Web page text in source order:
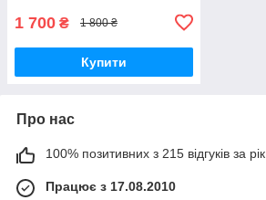
1 700 ₴ 1 800 ₴
Купити
Про нас
100% позитивних з 215 відгуків за рік
Працює з 17.08.2010